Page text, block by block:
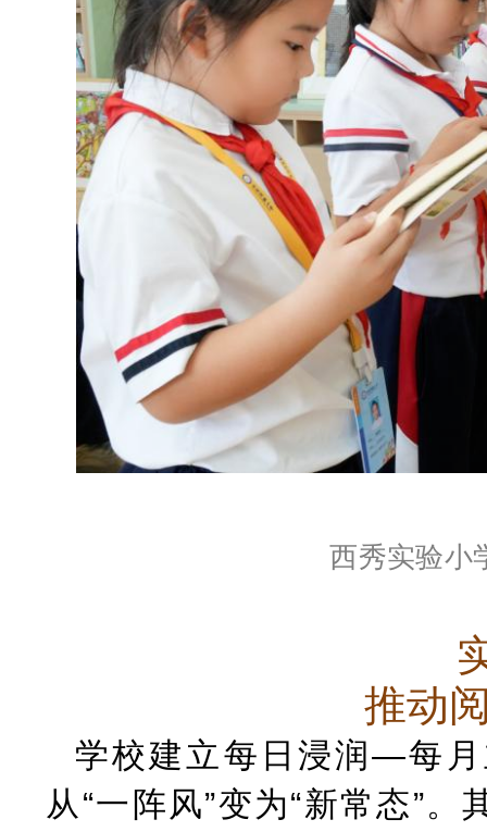
西秀实验小
推动
学校建立每日浸润—每月
从“一阵风”变为“新常态”